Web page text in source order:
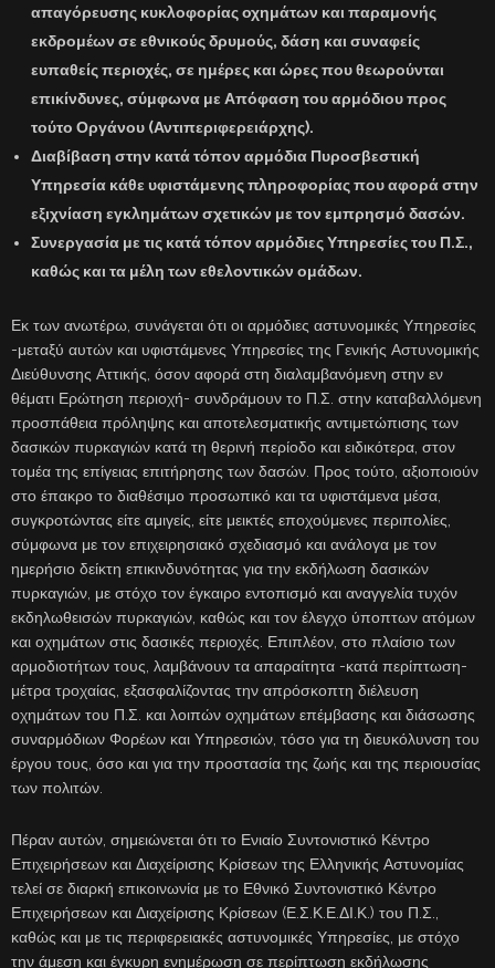
απαγόρευσης κυκλοφορίας οχημάτων και παραμονής
εκδρομέων σε εθνικούς δρυμούς, δάση και συναφείς
ευπαθείς περιοχές, σε ημέρες και ώρες που θεωρούνται
επικίνδυνες, σύμφωνα με Απόφαση του αρμόδιου προς
τούτο Οργάνου (Αντιπεριφερειάρχης).
Διαβίβαση στην κατά τόπον αρμόδια Πυροσβεστική
Υπηρεσία κάθε υφιστάμενης πληροφορίας που αφορά στην
εξιχνίαση εγκλημάτων σχετικών με τον εμπρησμό δασών.
Συνεργασία με τις κατά τόπον αρμόδιες Υπηρεσίες του Π.Σ.,
καθώς και τα μέλη των εθελοντικών ομάδων.
Εκ των ανωτέρω, συνάγεται ότι οι αρμόδιες αστυνομικές Υπηρεσίες
-μεταξύ αυτών και υφιστάμενες Υπηρεσίες της Γενικής Αστυνομικής
Διεύθυνσης Αττικής, όσον αφορά στη διαλαμβανόμενη στην εν
θέματι Ερώτηση περιοχή- συνδράμουν το Π.Σ. στην καταβαλλόμενη
προσπάθεια πρόληψης και αποτελεσματικής αντιμετώπισης των
δασικών πυρκαγιών κατά τη θερινή περίοδο και ειδικότερα, στον
τομέα της επίγειας επιτήρησης των δασών. Προς τούτο, αξιοποιούν
στο έπακρο το διαθέσιμο προσωπικό και τα υφιστάμενα μέσα,
συγκροτώντας είτε αμιγείς, είτε μεικτές εποχούμενες περιπολίες,
σύμφωνα με τον επιχειρησιακό σχεδιασμό και ανάλογα με τον
ημερήσιο δείκτη επικινδυνότητας για την εκδήλωση δασικών
πυρκαγιών, με στόχο τον έγκαιρο εντοπισμό και αναγγελία τυχόν
εκδηλωθεισών πυρκαγιών, καθώς και τον έλεγχο ύποπτων ατόμων
και οχημάτων στις δασικές περιοχές. Επιπλέον, στο πλαίσιο των
αρμοδιοτήτων τους, λαμβάνουν τα απαραίτητα -κατά περίπτωση-
μέτρα τροχαίας, εξασφαλίζοντας την απρόσκοπτη διέλευση
οχημάτων του Π.Σ. και λοιπών οχημάτων επέμβασης και διάσωσης
συναρμόδιων Φορέων και Υπηρεσιών, τόσο για τη διευκόλυνση του
έργου τους, όσο και για την προστασία της ζωής και της περιουσίας
των πολιτών.
Πέραν αυτών, σημειώνεται ότι το Ενιαίο Συντονιστικό Κέντρο
Επιχειρήσεων και Διαχείρισης Κρίσεων της Ελληνικής Αστυνομίας
τελεί σε διαρκή επικοινωνία με το Εθνικό Συντονιστικό Κέντρο
Επιχειρήσεων και Διαχείρισης Κρίσεων (Ε.Σ.Κ.Ε.ΔΙ.Κ.) του Π.Σ.,
καθώς και με τις περιφερειακές αστυνομικές Υπηρεσίες, με στόχο
την άμεση και έγκυρη ενημέρωση σε περίπτωση εκδήλωσης